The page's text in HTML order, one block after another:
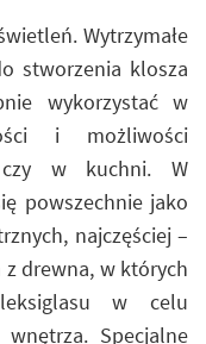
Wytrzymałe
stworzenia klosza
wykorzystać w
i możliwości
czy w kuchni. W
powszechnie jako
najczęściej –
drewna, w których
w celu
Specjalne